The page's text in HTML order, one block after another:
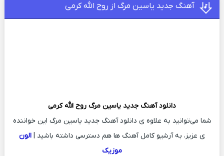
آهنگ جدید یاسین مرگ از روح الله کرمی
دانلود آهنگ جدید یاسین مرگ روح الله کرمی
شما می‌توانید به علاوه ی دانلود آهنگ جدید یاسین مرگ این خواننده
ی عزیز، به آرشیو کامل آهنگ ها هم دسترسی داشته باشید | الون
موزیک